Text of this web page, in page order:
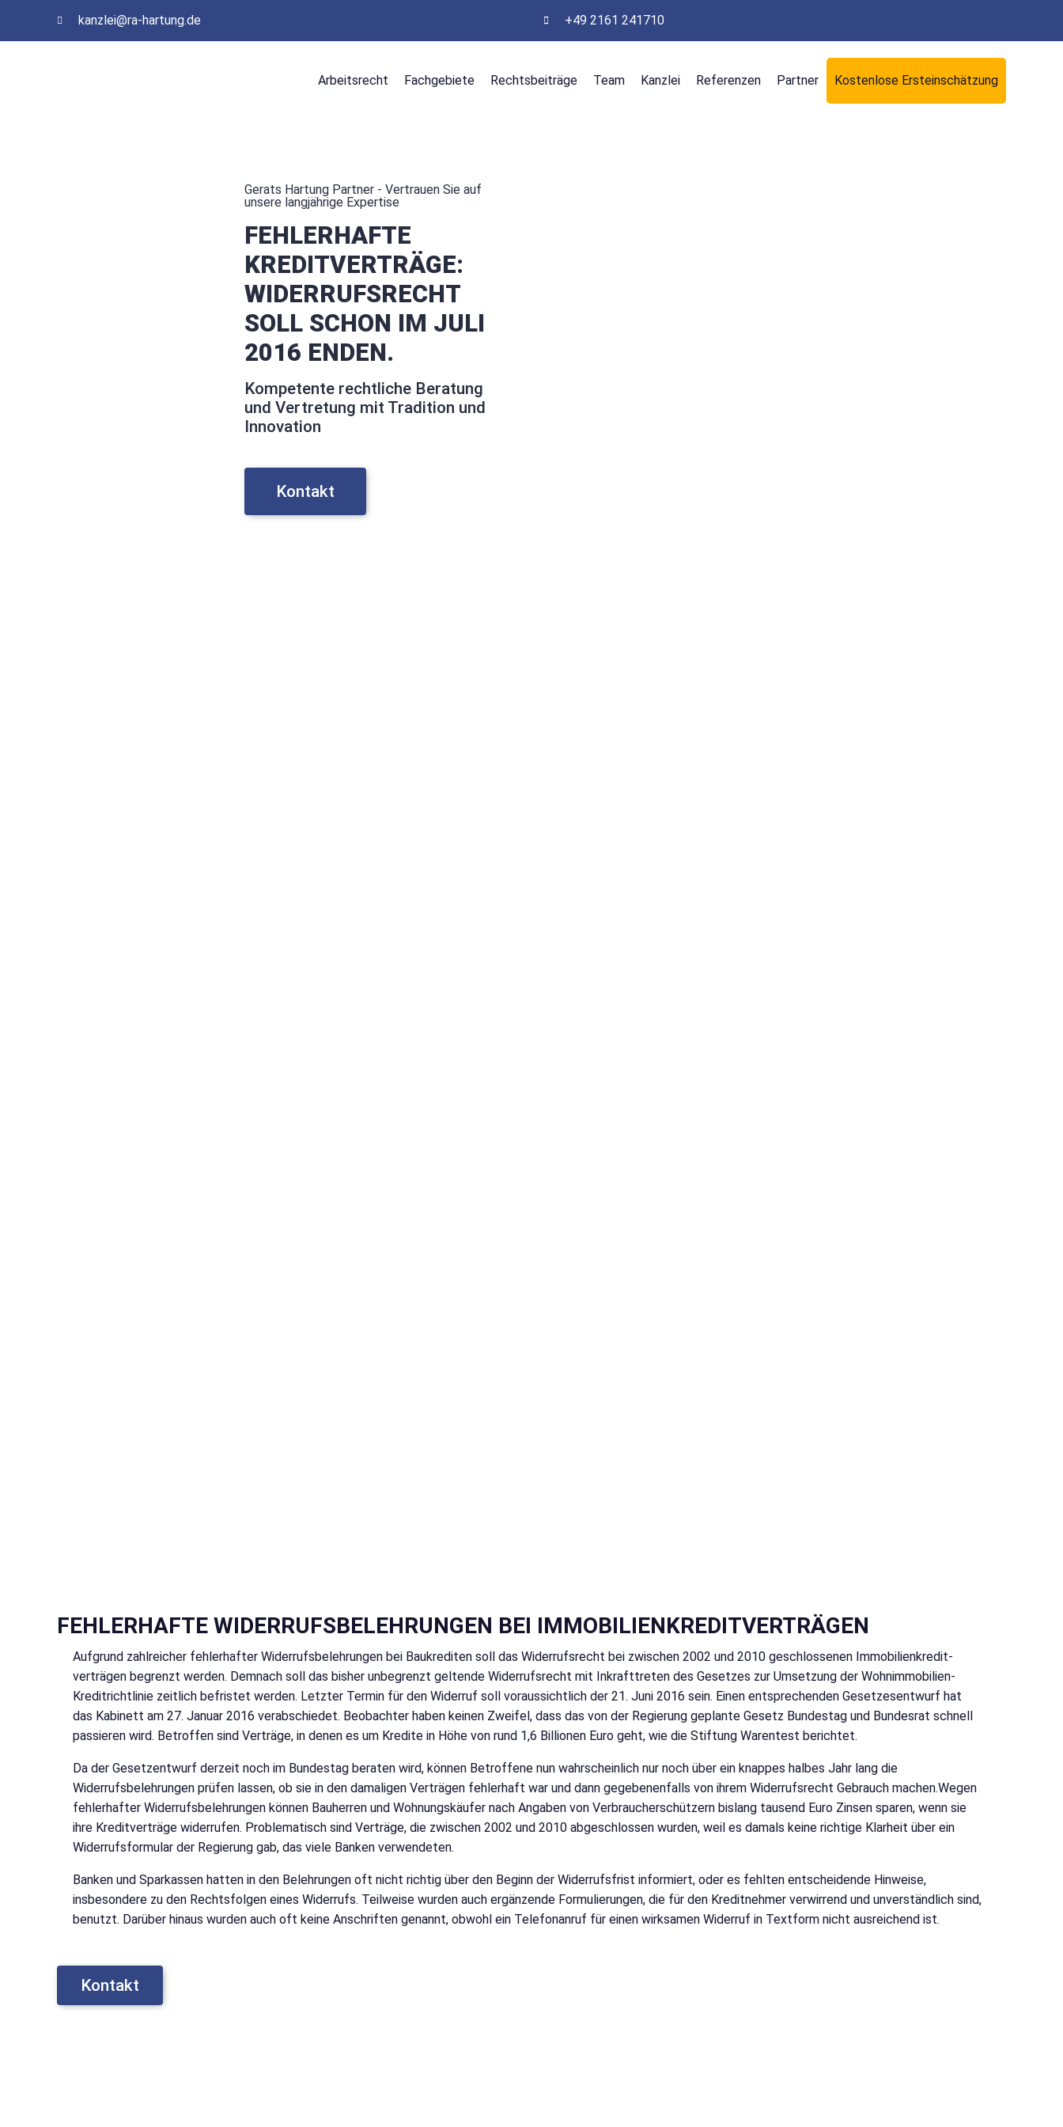
kanzlei@ra-hartung.de +49 2161 241710
Arbeitsrecht Fachgebiete Rechtsbeiträge Team Kanzlei Referenzen Partner Kostenlose Ersteinschätzung
Gerats Hartung Partner - Vertrauen Sie auf
unsere langjährige Expertise
FEHLERHAFTE
KREDITVERTRÄGE:
WIDERRUFSRECHT
SOLL SCHON IM JULI
2016 ENDEN.
Kompetente rechtliche Beratung
und Vertretung mit Tradition und
Innovation
Kontakt
FEHLERHAFTE WIDERRUFSBELEHRUNGEN BEI IMMOBILIENKREDITVERTRÄGEN
Aufgrund zahlreicher fehlerhafter Widerrufsbelehrungen bei Baukrediten soll das Widerrufsrecht bei zwischen 2002 und 2010 geschlossenen Immobilien­kredit­
verträgen begrenzt werden. Demnach soll das bisher unbegrenzt geltende Widerrufsrecht mit Inkrafttreten des Gesetzes zur Umsetzung der Wohnimmobilien-
Kreditrichtlinie zeitlich befristet werden. Letzter Termin für den Widerruf soll voraussichtlich der 21. Juni 2016 sein. Einen entsprechenden Gesetzes­entwurf hat
das Kabinett am 27. Januar 2016 verabschiedet. Beobachter haben keinen Zweifel, dass das von der Regierung geplante Gesetz Bundestag und Bundesrat schnell
passieren wird. Betroffen sind Verträge, in denen es um Kredite in Höhe von rund 1,6 Billionen Euro geht, wie die Stiftung Warentest berichtet.
Da der Gesetzentwurf derzeit noch im Bundestag beraten wird, können Betroffene nun wahrscheinlich nur noch über ein knappes halbes Jahr lang die
Widerrufsbelehrungen prüfen lassen, ob sie in den damaligen Verträgen fehlerhaft war und dann gegebenenfalls von ihrem Widerrufsrecht Gebrauch machen.Wegen
fehlerhafter Widerrufsbelehrungen können Bauherren und Wohnungskäufer nach Angaben von Verbraucherschützern bislang tausend Euro Zinsen sparen, wenn sie
ihre Kreditverträge widerrufen. Problematisch sind Verträge, die zwischen 2002 und 2010 abgeschlossen wurden, weil es damals keine richtige Klarheit über ein
Widerrufsformular der Regierung gab, das viele Banken verwendeten.
Banken und Sparkassen hatten in den Belehrungen oft nicht richtig über den Beginn der Widerrufsfrist informiert, oder es fehlten entscheidende Hinweise,
insbesondere zu den Rechtsfolgen eines Widerrufs. Teilweise wurden auch ergänzende Formulierungen, die für den Kreditnehmer verwirrend und unverständlich sind,
benutzt. Darüber hinaus wurden auch oft keine Anschriften genannt, obwohl ein Telefonanruf für einen wirksamen Widerruf in Textform nicht ausreichend ist.
Kontakt